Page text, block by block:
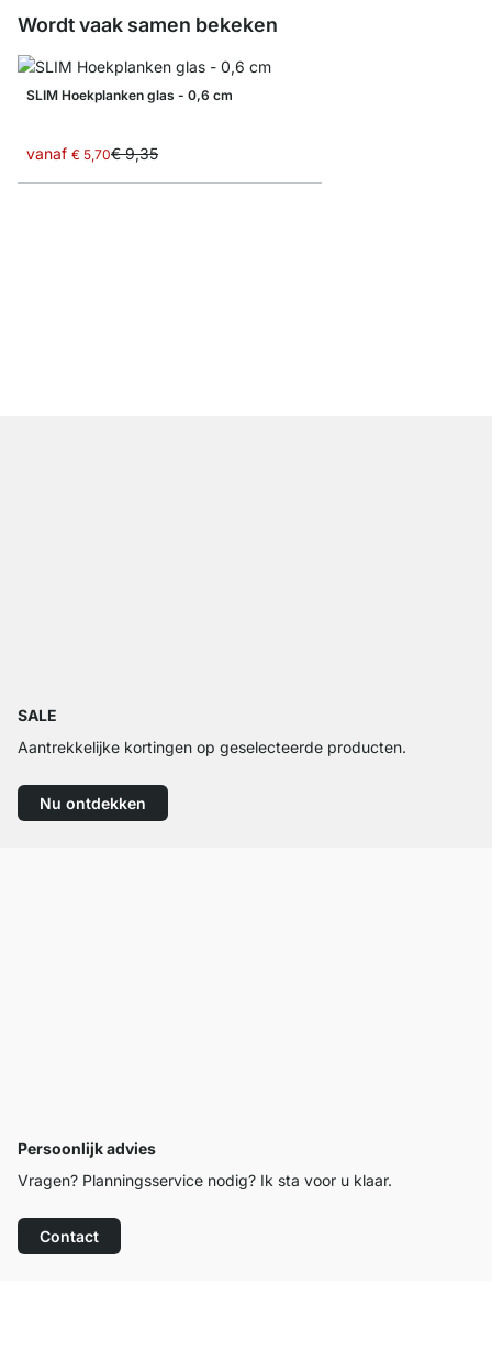
Wordt vaak samen bekeken
SLIM Hoekplanken glas - 0,6 cm
vanaf € 5,70€ 9,35
SALE
Aantrekkelijke kortingen op geselecteerde producten.
Nu ontdekken
Persoonlijk advies
Vragen? Planningsservice nodig? Ik sta voor u klaar.
Contact